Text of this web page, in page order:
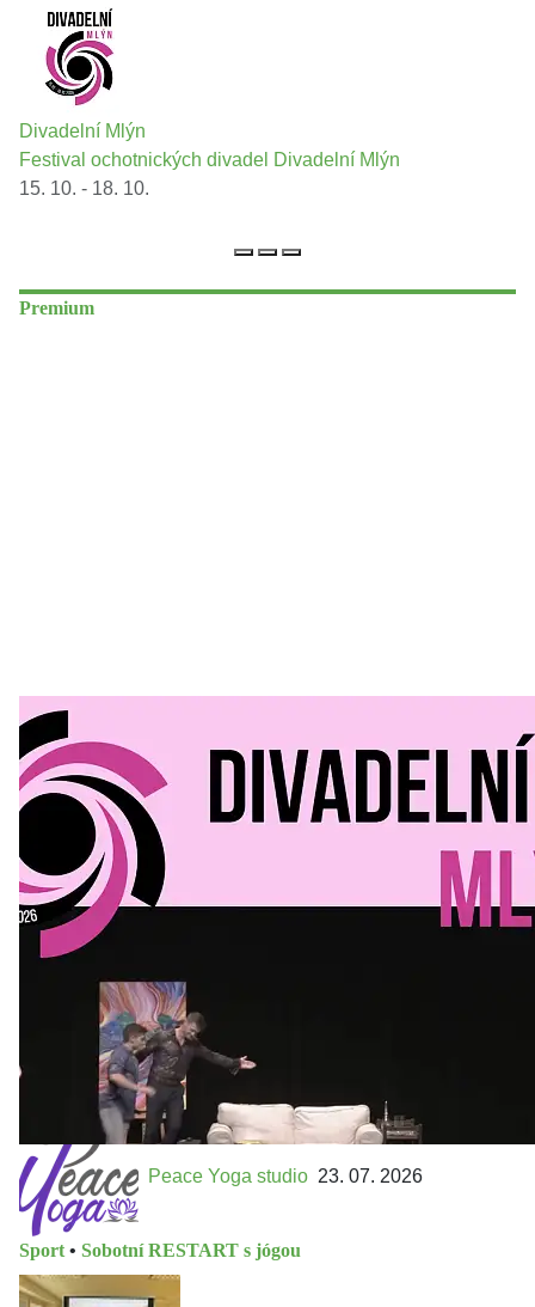
Divadelní Mlýn
Festival ochotnických divadel Divadelní Mlýn
15. 10. - 18. 10.
Premium
Divadelní Mlýn 30. 07. 2026
Kultura a volný čas
Divadelní mlýn. 15. až 18. října KD
MLEJN. Vstupenky již v prodeji.
Přijďte na přátelský festival divadla a inspirace 15. až 18.
října 2026 Vstupenky již v prodeji na GOOUT -
https://divadelnimlyn.cz/vstupenky Představ si čtyři dny
Peace Yoga studio 23. 07. 2026
Sport • Sobotní RESTART s jógou